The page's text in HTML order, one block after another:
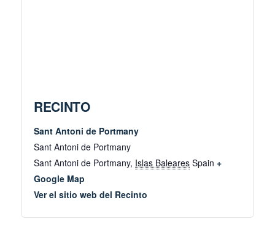
RECINTO
Sant Antoni de Portmany
Sant Antoni de Portmany
Sant Antoni de Portmany, Islas Baleares Spain +
Google Map
Ver el sitio web del Recinto